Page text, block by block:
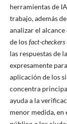
herramientas de
trabajo, además
analizar el
de losfact-checkers
las respuestas de
expresamente
aplicación de los
concentra
ayuda a la
menor medida,